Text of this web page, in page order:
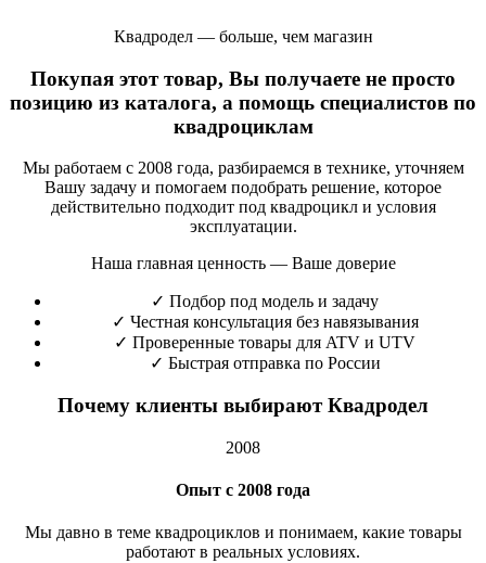
Квадродел — больше, чем магазин
Покупая этот товар, Вы получаете не просто
позицию из каталога, а помощь специалистов по
квадроциклам
Мы работаем с 2008 года, разбираемся в технике, уточняем
Вашу задачу и помогаем подобрать решение, которое
действительно подходит под квадроцикл и условия
эксплуатации.
Наша главная ценность — Ваше доверие
✓ Подбор под модель и задачу
✓ Честная консультация без навязывания
✓ Проверенные товары для ATV и UTV
✓ Быстрая отправка по России
Почему клиенты выбирают Квадродел
2008
Опыт с 2008 года
Мы давно в теме квадроциклов и понимаем, какие товары
работают в реальных условиях.